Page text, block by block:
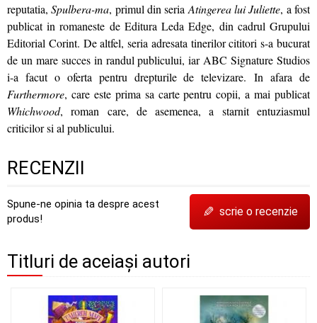
reputatia,Spulbera-ma, primul din seria Atingerea lui Juliette, a fost
publicat in romaneste de Editura Leda Edge, din cadrul Grupului
Editorial Corint. De altfel, seria adresata tinerilor cititori s-a bucurat
de un mare succes in randul publicului, iar ABC Signature Studios
i-a facut o oferta pentru drepturile de televizare. In afara de
Furthermore, care este prima sa carte pentru copii, a mai publicat
Whichwood, roman care, de asemenea, a starnit entuziasmul
criticilor si al publicului.
RECENZII
Spune-ne opinia ta despre acest
produs!
✎ scrie o recenzie
Titluri de aceiași autori